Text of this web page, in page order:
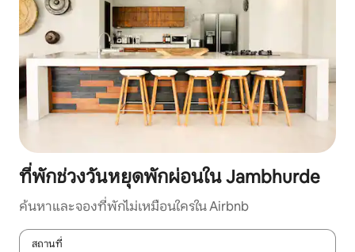
ที่พักช่วงวันหยุดพักผ่อนใน Jambhurde
ค้นหาและจองที่พักไม่เหมือนใครใน Airbnb
สถานที่